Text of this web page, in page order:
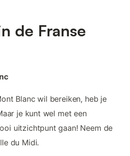
de Franse
Blanc wil bereiken, heb je
je kunt wel met een
uitzichtpunt gaan! Neem de
du Midi.